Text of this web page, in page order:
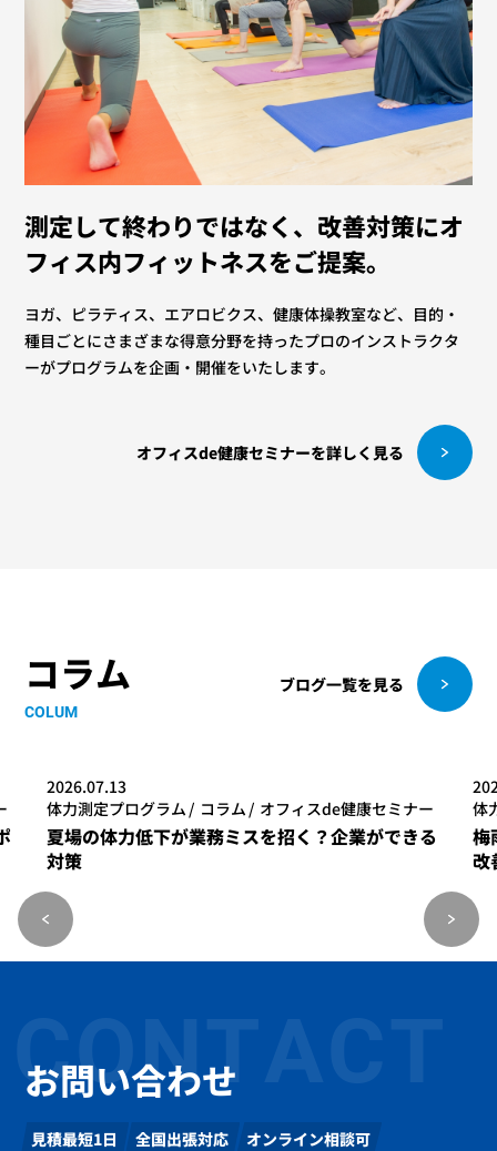
測定して終わりではなく、改善対策にオ
フィス内フィットネスをご提案。
ヨガ、ピラティス、エアロビクス、健康体操教室など、目的・
種目ごとにさまざまな得意分野を持ったプロのインストラクタ
ーがプログラムを企画・開催をいたします。
オフィスde健康セミナーを詳しく見る
コラム
COLUM
ブログ一覧を見る
2026.07.13
体力測定プログラム
コラム オフィスde健康セミナー
夏場の体力低下が業務ミスを招く？企業ができる
対策
体
梅
改
お問い合わせ
CONTACT
見積最短1日 全国出張対応
オンライン相談可